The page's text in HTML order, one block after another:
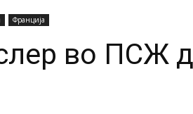
Франција
во ПСЖ